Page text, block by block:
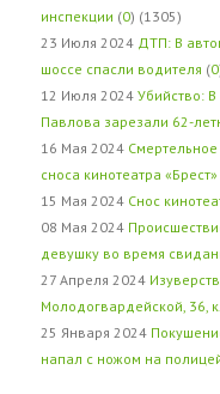
инспекции (0) (1305)
23 Июля 2024 ДТП: В
шоссе спасли водителя (0
12 Июля 2024 Убийство:
Павлова зарезали 62-
16 Мая 2024
сноса кинотеатра «Брест»
15 Мая 2024 Снос
08 Мая 2024
девушку во время
27 Апреля 2024
Молодогвардейской, 36,
25 Января 2024
напал с ножом на